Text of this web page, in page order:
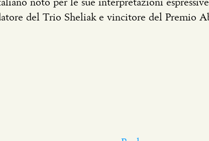
noto per le sue interpretazioni
del Trio Sheliak e vincitore del Premio